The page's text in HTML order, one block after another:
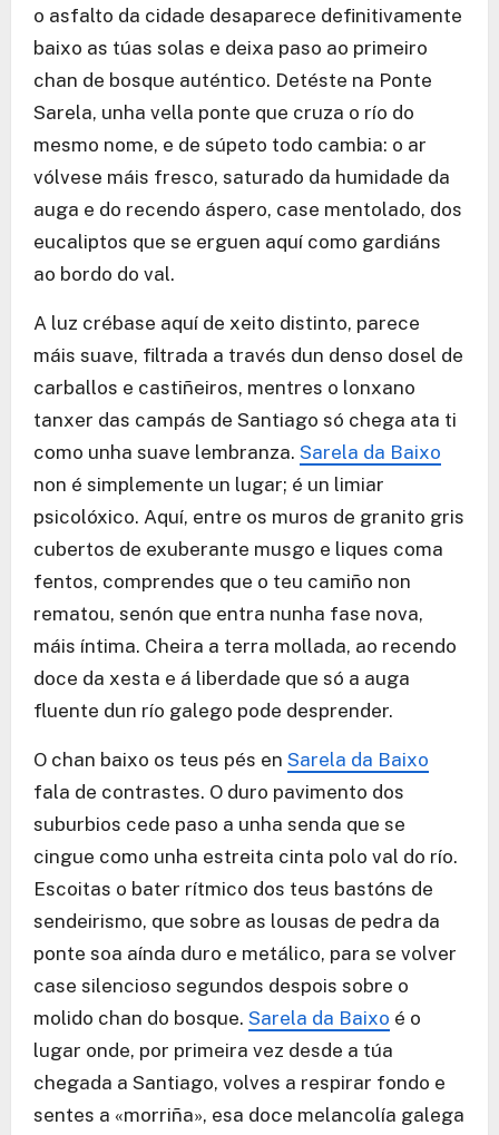
o asfalto da cidade desaparece definitivamente
baixo as túas solas e deixa paso ao primeiro
chan de bosque auténtico. Detéste na Ponte
Sarela, unha vella ponte que cruza o río do
mesmo nome, e de súpeto todo cambia: o ar
vólvese máis fresco, saturado da humidade da
auga e do recendo áspero, case mentolado, dos
eucaliptos que se erguen aquí como gardiáns
ao bordo do val.
A luz crébase aquí de xeito distinto, parece
máis suave, filtrada a través dun denso dosel de
carballos e castiñeiros, mentres o lonxano
tanxer das campás de Santiago só chega ata ti
como unha suave lembranza. Sarela da Baixo
non é simplemente un lugar; é un limiar
psicolóxico. Aquí, entre os muros de granito gris
cubertos de exuberante musgo e liques coma
fentos, comprendes que o teu camiño non
rematou, senón que entra nunha fase nova,
máis íntima. Cheira a terra mollada, ao recendo
doce da xesta e á liberdade que só a auga
fluente dun río galego pode desprender.
O chan baixo os teus pés en Sarela da Baixo
fala de contrastes. O duro pavimento dos
suburbios cede paso a unha senda que se
cingue como unha estreita cinta polo val do río.
Escoitas o bater rítmico dos teus bastóns de
sendeirismo, que sobre as lousas de pedra da
ponte soa aínda duro e metálico, para se volver
case silencioso segundos despois sobre o
molido chan do bosque. Sarela da Baixo é o
lugar onde, por primeira vez desde a túa
chegada a Santiago, volves a respirar fondo e
sentes a «morriña», esa doce melancolía galega